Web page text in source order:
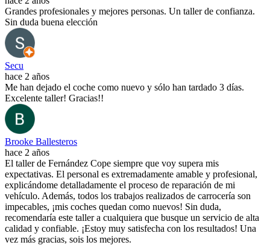
Grandes profesionales y mejores personas. Un taller de confianza.
Sin duda buena elección
Secu
hace 2 años
Me han dejado el coche como nuevo y sólo han tardado 3 días.
Excelente taller! Gracias!!
Brooke Ballesteros
hace 2 años
El taller de Fernández Cope siempre que voy supera mis
expectativas. El personal es extremadamente amable y profesional,
explicándome detalladamente el proceso de reparación de mi
vehículo. Además, todos los trabajos realizados de carrocería son
impecables, ¡mis coches quedan como nuevos! Sin duda,
recomendaría este taller a cualquiera que busque un servicio de alta
calidad y confiable. ¡Estoy muy satisfecha con los resultados! Una
vez más gracias, sois los mejores.